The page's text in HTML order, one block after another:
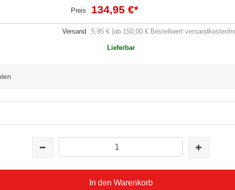
Preis 134,95 €*
Versand 5,95 € (ab 150,00 € Bestellwert
Lieferbar
In den Warenkorb